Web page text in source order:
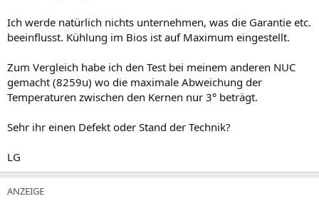
Ich werde natürlich nichts unternehmen, was die Garantie etc.
beeinflusst. Kühlung im Bios ist auf Maximum eingestellt.
Zum Vergleich habe ich den Test bei meinem anderen NUC
gemacht (8259u) wo die maximale Abweichung der
Temperaturen zwischen den Kernen nur 3° beträgt.
Sehr ihr einen Defekt oder Stand der Technik?
LG